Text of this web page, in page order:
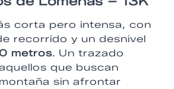
corta pero intensa, con
recorrido y un desnivel
metros. Un trazado
que buscan
sin afrontar